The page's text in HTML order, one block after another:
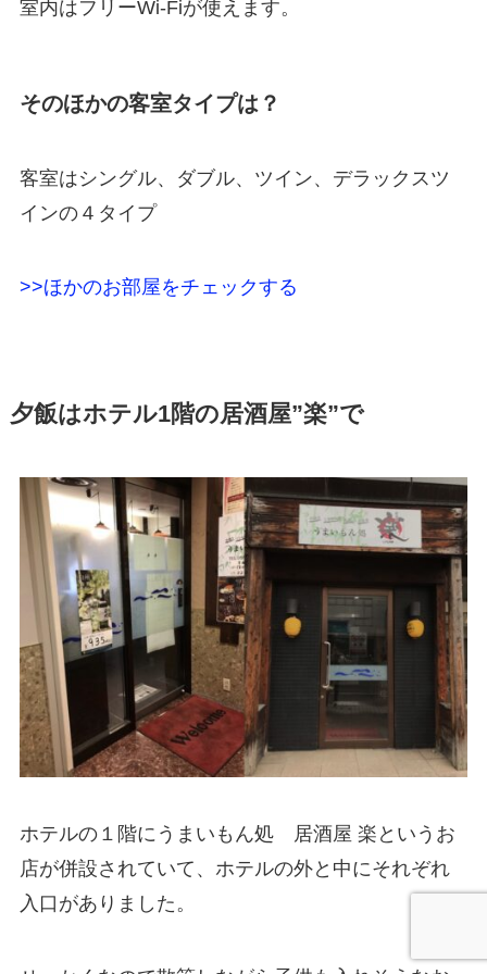
室内はフリーWi-Fiが使えます。
そのほかの客室タイプは？
客室はシングル、ダブル、ツイン、デラックスツ
インの４タイプ
>>ほかのお部屋をチェックする
夕飯はホテル1階の居酒屋”楽”で
ホテルの１階にうまいもん処 居酒屋 楽というお
店が併設されていて、ホテルの外と中にそれぞれ
入口がありました。